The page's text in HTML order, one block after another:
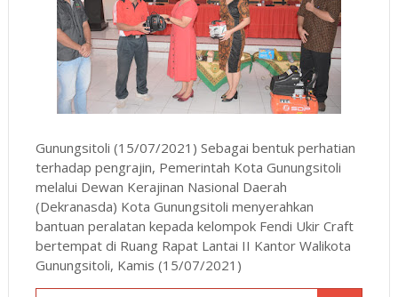
Gunungsitoli (15/07/2021) Sebagai bentuk perhatian
terhadap pengrajin, Pemerintah Kota Gunungsitoli
melalui Dewan Kerajinan Nasional Daerah
(Dekranasda) Kota Gunungsitoli menyerahkan
bantuan peralatan kepada kelompok Fendi Ukir Craft
bertempat di Ruang Rapat Lantai II Kantor Walikota
Gunungsitoli, Kamis (15/07/2021)